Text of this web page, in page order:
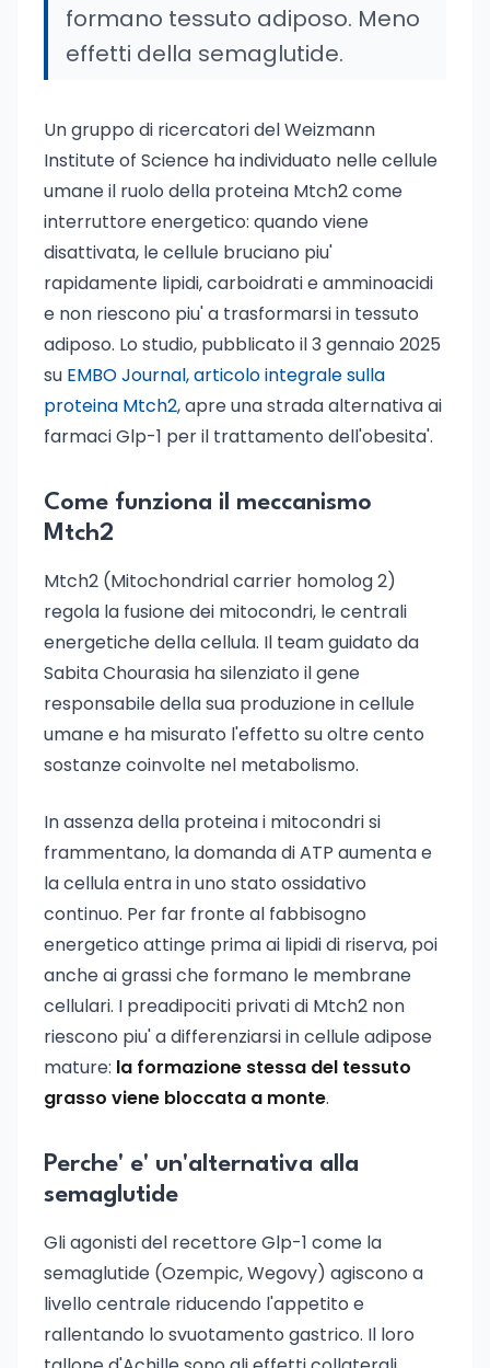
formano tessuto adiposo. Meno
effetti della semaglutide.
Un gruppo di ricercatori del Weizmann
Institute of Science ha individuato nelle cellule
umane il ruolo della proteina Mtch2 come
interruttore energetico: quando viene
disattivata, le cellule bruciano piu'
rapidamente lipidi, carboidrati e amminoacidi
e non riescono piu' a trasformarsi in tessuto
adiposo. Lo studio, pubblicato il 3 gennaio 2025
su EMBO Journal, articolo integrale sulla
proteina Mtch2, apre una strada alternativa ai
farmaci Glp-1 per il trattamento dell'obesita'.
Come funziona il meccanismo
Mtch2
Mtch2 (Mitochondrial carrier homolog 2)
regola la fusione dei mitocondri, le centrali
energetiche della cellula. Il team guidato da
Sabita Chourasia ha silenziato il gene
responsabile della sua produzione in cellule
umane e ha misurato l'effetto su oltre cento
sostanze coinvolte nel metabolismo.
In assenza della proteina i mitocondri si
frammentano, la domanda di ATP aumenta e
la cellula entra in uno stato ossidativo
continuo. Per far fronte al fabbisogno
energetico attinge prima ai lipidi di riserva, poi
anche ai grassi che formano le membrane
cellulari. I preadipociti privati di Mtch2 non
riescono piu' a differenziarsi in cellule adipose
mature: la formazione stessa del tessuto
grasso viene bloccata a monte.
Perche' e' un'alternativa alla
semaglutide
Gli agonisti del recettore Glp-1 come la
semaglutide (Ozempic, Wegovy) agiscono a
livello centrale riducendo l'appetito e
rallentando lo svuotamento gastrico. Il loro